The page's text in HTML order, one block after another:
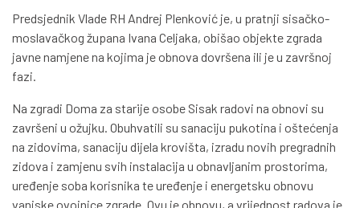
Predsjednik Vlade RH Andrej Plenković je, u pratnji sisačko-
moslavačkog župana Ivana Celjaka, obišao objekte zgrada
javne namjene na kojima je obnova dovršena ili je u završnoj
fazi.
Na zgradi Doma za starije osobe Sisak radovi na obnovi su
završeni u ožujku. Obuhvatili su sanaciju pukotina i oštećenja
na zidovima, sanaciju dijela krovišta, izradu novih pregradnih
zidova i zamjenu svih instalacija u obnavljanim prostorima,
uređenje soba korisnika te uređenje i energetsku obnovu
vanjske ovojnice zgrade. Ovu je obnovu, a vrijednost radova je